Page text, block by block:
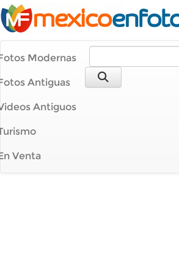
Modernas
Antiguas
Antiguos
Venta